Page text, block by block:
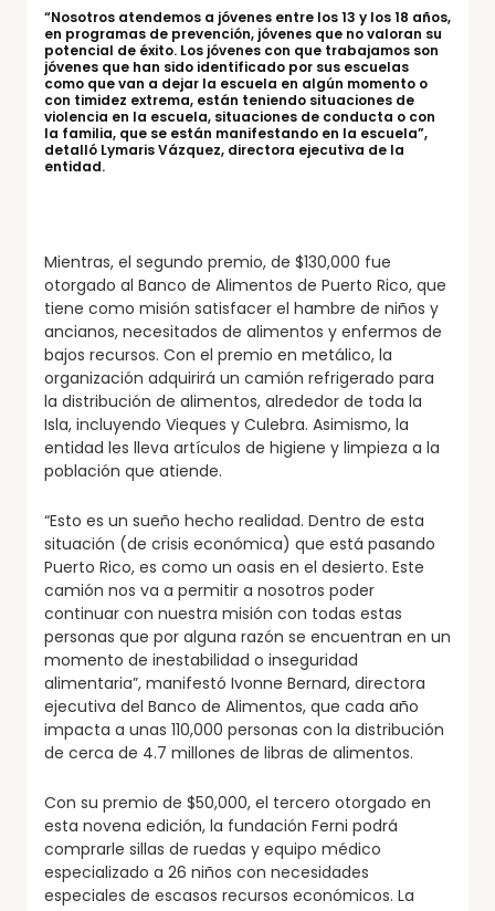
“Nosotros atendemos a jóvenes entre los 13 y los 18 años,
en programas de prevención, jóvenes que no valoran su
potencial de éxito. Los jóvenes con que trabajamos son
jóvenes que han sido identificado por sus escuelas
como que van a dejar la escuela en algún momento o
con timidez extrema, están teniendo situaciones de
violencia en la escuela, situaciones de conducta o con
la familia, que se están manifestando en la escuela”,
detalló Lymaris Vázquez, directora ejecutiva de la
entidad.
Mientras, el segundo premio, de $130,000 fue
otorgado al Banco de Alimentos de Puerto Rico, que
tiene como misión satisfacer el hambre de niños y
ancianos, necesitados de alimentos y enfermos de
bajos recursos. Con el premio en metálico, la
organización adquirirá un camión refrigerado para
la distribución de alimentos, alrededor de toda la
Isla, incluyendo Vieques y Culebra. Asimismo, la
entidad les lleva artículos de higiene y limpieza a la
población que atiende.
“Esto es un sueño hecho realidad. Dentro de esta
situación (de crisis económica) que está pasando
Puerto Rico, es como un oasis en el desierto. Este
camión nos va a permitir a nosotros poder
continuar con nuestra misión con todas estas
personas que por alguna razón se encuentran en un
momento de inestabilidad o inseguridad
alimentaria”, manifestó Ivonne Bernard, directora
ejecutiva del Banco de Alimentos, que cada año
impacta a unas 110,000 personas con la distribución
de cerca de 4.7 millones de libras de alimentos.
Con su premio de $50,000, el tercero otorgado en
esta novena edición, la fundación Ferni podrá
comprarle sillas de ruedas y equipo médico
especializado a 26 niños con necesidades
especiales de escasos recursos económicos. La